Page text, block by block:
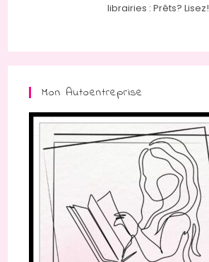
librairies : Prêts? Lisez!
Mon Autoentreprise